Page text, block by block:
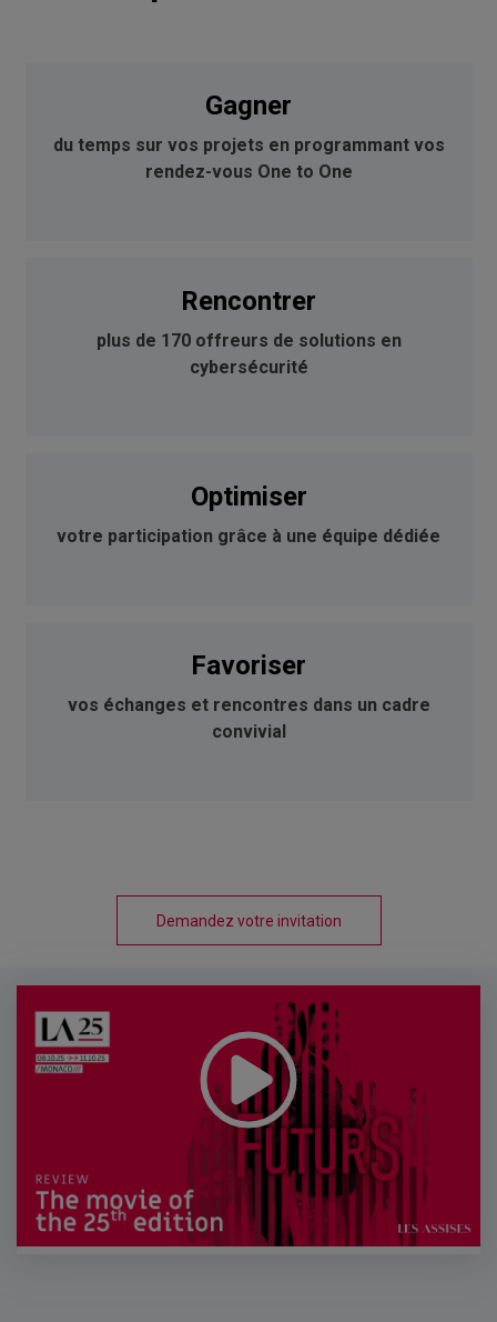
Gagner
du temps sur vos projets en programmant vos
rendez-vous One to One
Rencontrer
plus de 170 offreurs de solutions en
cybersécurité
Optimiser
votre participation grâce à une équipe dédiée
Favoriser
vos échanges et rencontres dans un cadre
convivial
Demandez votre invitation